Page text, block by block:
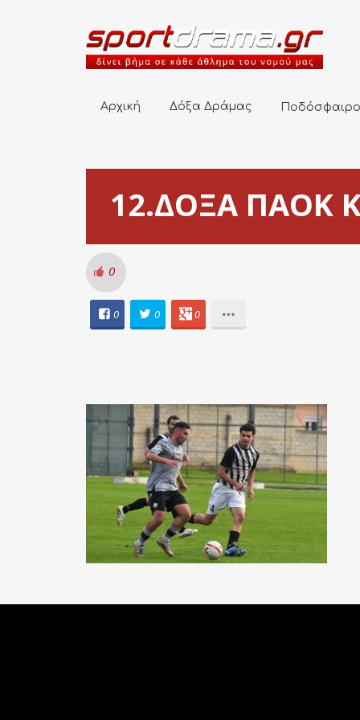
Αρχική Δόξα Δράμας Ποδόσφαιρο
12.ΔΟΞΑ ΠΑΟΚ
0
0 0 0